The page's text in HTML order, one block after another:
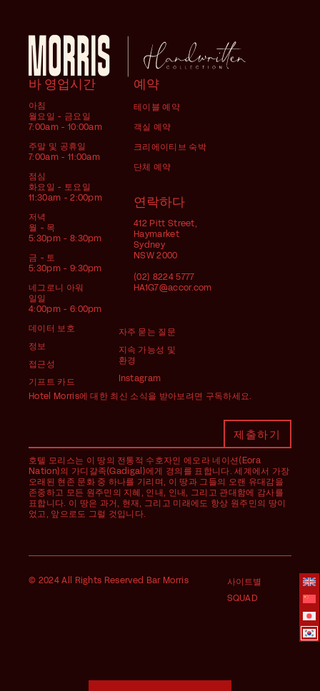
바 영업시간
아침
월요일 - 금요일
7:00am - 10:00am
주말 및 공휴일
7:00am - 11:00am
점심
화요일 - 토요일
11:30am - 2:00pm
저녁
월 - 목
5:30pm - 8:30pm
금 - 토
5:30pm - 9:30pm
네그로니 아워
일일
4:00pm - 6:00pm
예약
테이블 예약
객실 예약
크리에이티브 숙박
단체 예약
연락하다
412 Pitt Street,
Haymarket
Sydney
NSW 2000
(02) 8224 5777
HA1G7@accor.com
데이터 보호
정보
접근성
기프트 카드
자주 묻는 질문
지속 가능성 및
환경
Instagram
Hotel Morris에 대한 최신 소식을 받아보려면 구독하세요.
호텔 모리스는 이 땅의 전통적 수호자인 에오라 네이션(Eora
Nation)의 가디갈족(Gadigal)에게 경의를 표합니다. 세계에서 가장
오래된 현존 문화 중 하나를 기리며, 이 땅과 그들의 오랜 유대감을
존중하고 모든 원주민의 지혜, 인내, 인내, 그리고 관대함에 감사를
표합니다. 이 땅은 과거, 현재, 그리고 미래에도 항상 원주민의 땅이
었고, 앞으로도 그럴 것입니다.
© 2024 All Rights Reserved Bar Morris
사이트별
SQUAD